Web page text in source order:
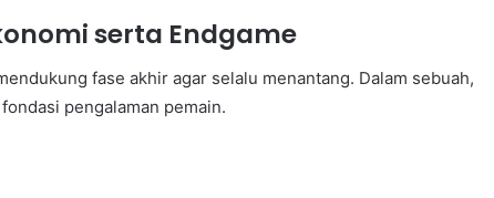
serta Endgame
fase akhir agar selalu menantang. Dalam sebuah,
pengalaman pemain.